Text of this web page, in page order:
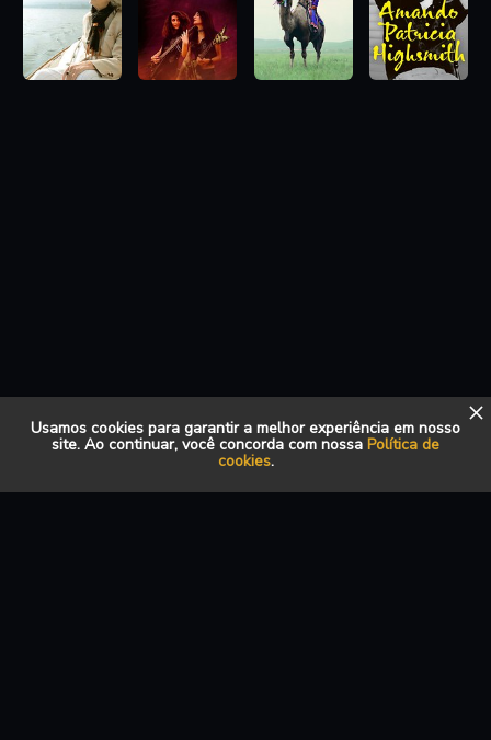
Usamos cookies para garantir a melhor experiência em nosso
site. Ao continuar, você concorda com nossa Política de
cookies.